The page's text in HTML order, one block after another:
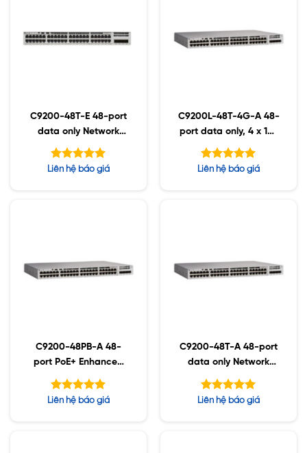
C9200-48T-E 48-port
data only Network
Essentials
Được xếp
Liên hệ báo giá
C9200L-48T-4G-A 48-
port data only, 4 x 1G,
Network Advantage
Được xếp
Liên hệ báo giá
C9200-48PB-A 48-
port PoE+ Enhanced
VRF Network
Advantage
Được xếp
Liên hệ báo giá
C9200-48T-A 48-port
data only Network
Advantage
Được xếp
Liên hệ báo giá